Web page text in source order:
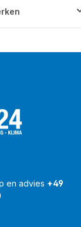
en advies +49